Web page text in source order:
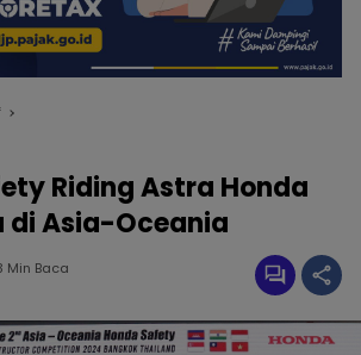
Riding Astra Honda
di Asia-Oceania
Min Baca